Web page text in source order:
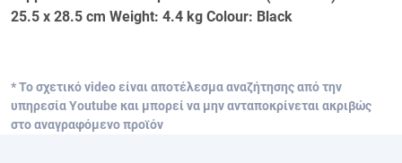
25.5 x 28.5 cm Weight: 4.4 kg Colour: Black
* Το σχετικό video είναι αποτέλεσμα αναζήτησης από την
υπηρεσία Youtube και μπορεί να μην ανταποκρίνεται ακριβώς
στο αναγραφόμενο προϊόν